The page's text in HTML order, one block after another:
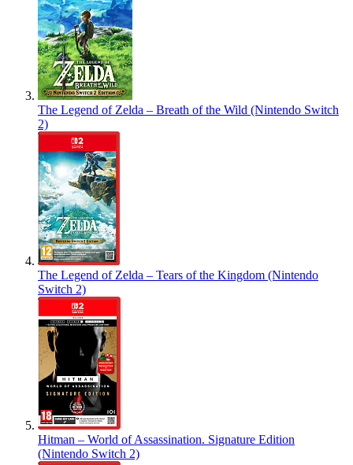
The Legend of Zelda – Breath of the Wild (Nintendo Switch
2)
The Legend of Zelda – Tears of the Kingdom (Nintendo
Switch 2)
Hitman – World of Assassination. Signature Edition
(Nintendo Switch 2)